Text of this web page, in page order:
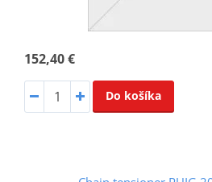
152,40 €
Do košíka